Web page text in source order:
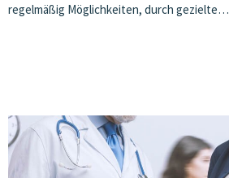
regelmäßig Möglichkeiten, durch gezielte…